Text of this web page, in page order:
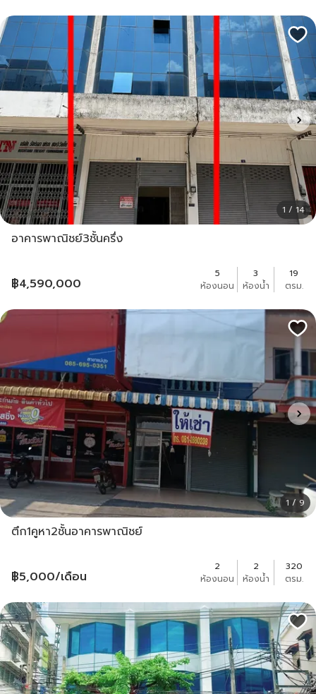
1 / 14
อาคารพาณิชย์3ชั้นครึ่ง
฿4,590,000
5
ห้องนอน
3
ห้องน้ำ
19
ตรม.
1 / 9
ตึก1คูหา2ชั้นอาคารพาณิชย์
฿5,000/เดือน
2
ห้องนอน
2
ห้องน้ำ
320
ตรม.